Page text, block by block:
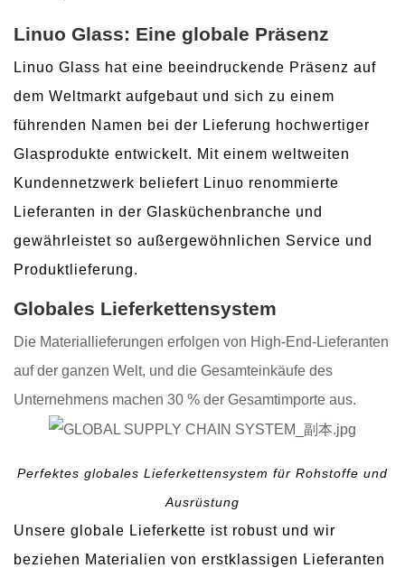
Linuo Glass: Eine globale Präsenz
Linuo Glass hat eine beeindruckende Präsenz auf
dem Weltmarkt aufgebaut und sich zu einem
führenden Namen bei der Lieferung hochwertiger
Glasprodukte entwickelt. Mit einem weltweiten
Kundennetzwerk beliefert Linuo renommierte
Lieferanten in der Glasküchenbranche und
gewährleistet so außergewöhnlichen Service und
Produktlieferung.
Globales Lieferkettensystem
Die Materiallieferungen erfolgen von High-End-Lieferanten
auf der ganzen Welt, und die Gesamteinkäufe des
Unternehmens machen 30 % der Gesamtimporte aus.
Perfektes globales Lieferkettensystem für Rohstoffe und
Ausrüstung
Unsere globale Lieferkette ist robust und wir
beziehen Materialien von erstklassigen Lieferanten